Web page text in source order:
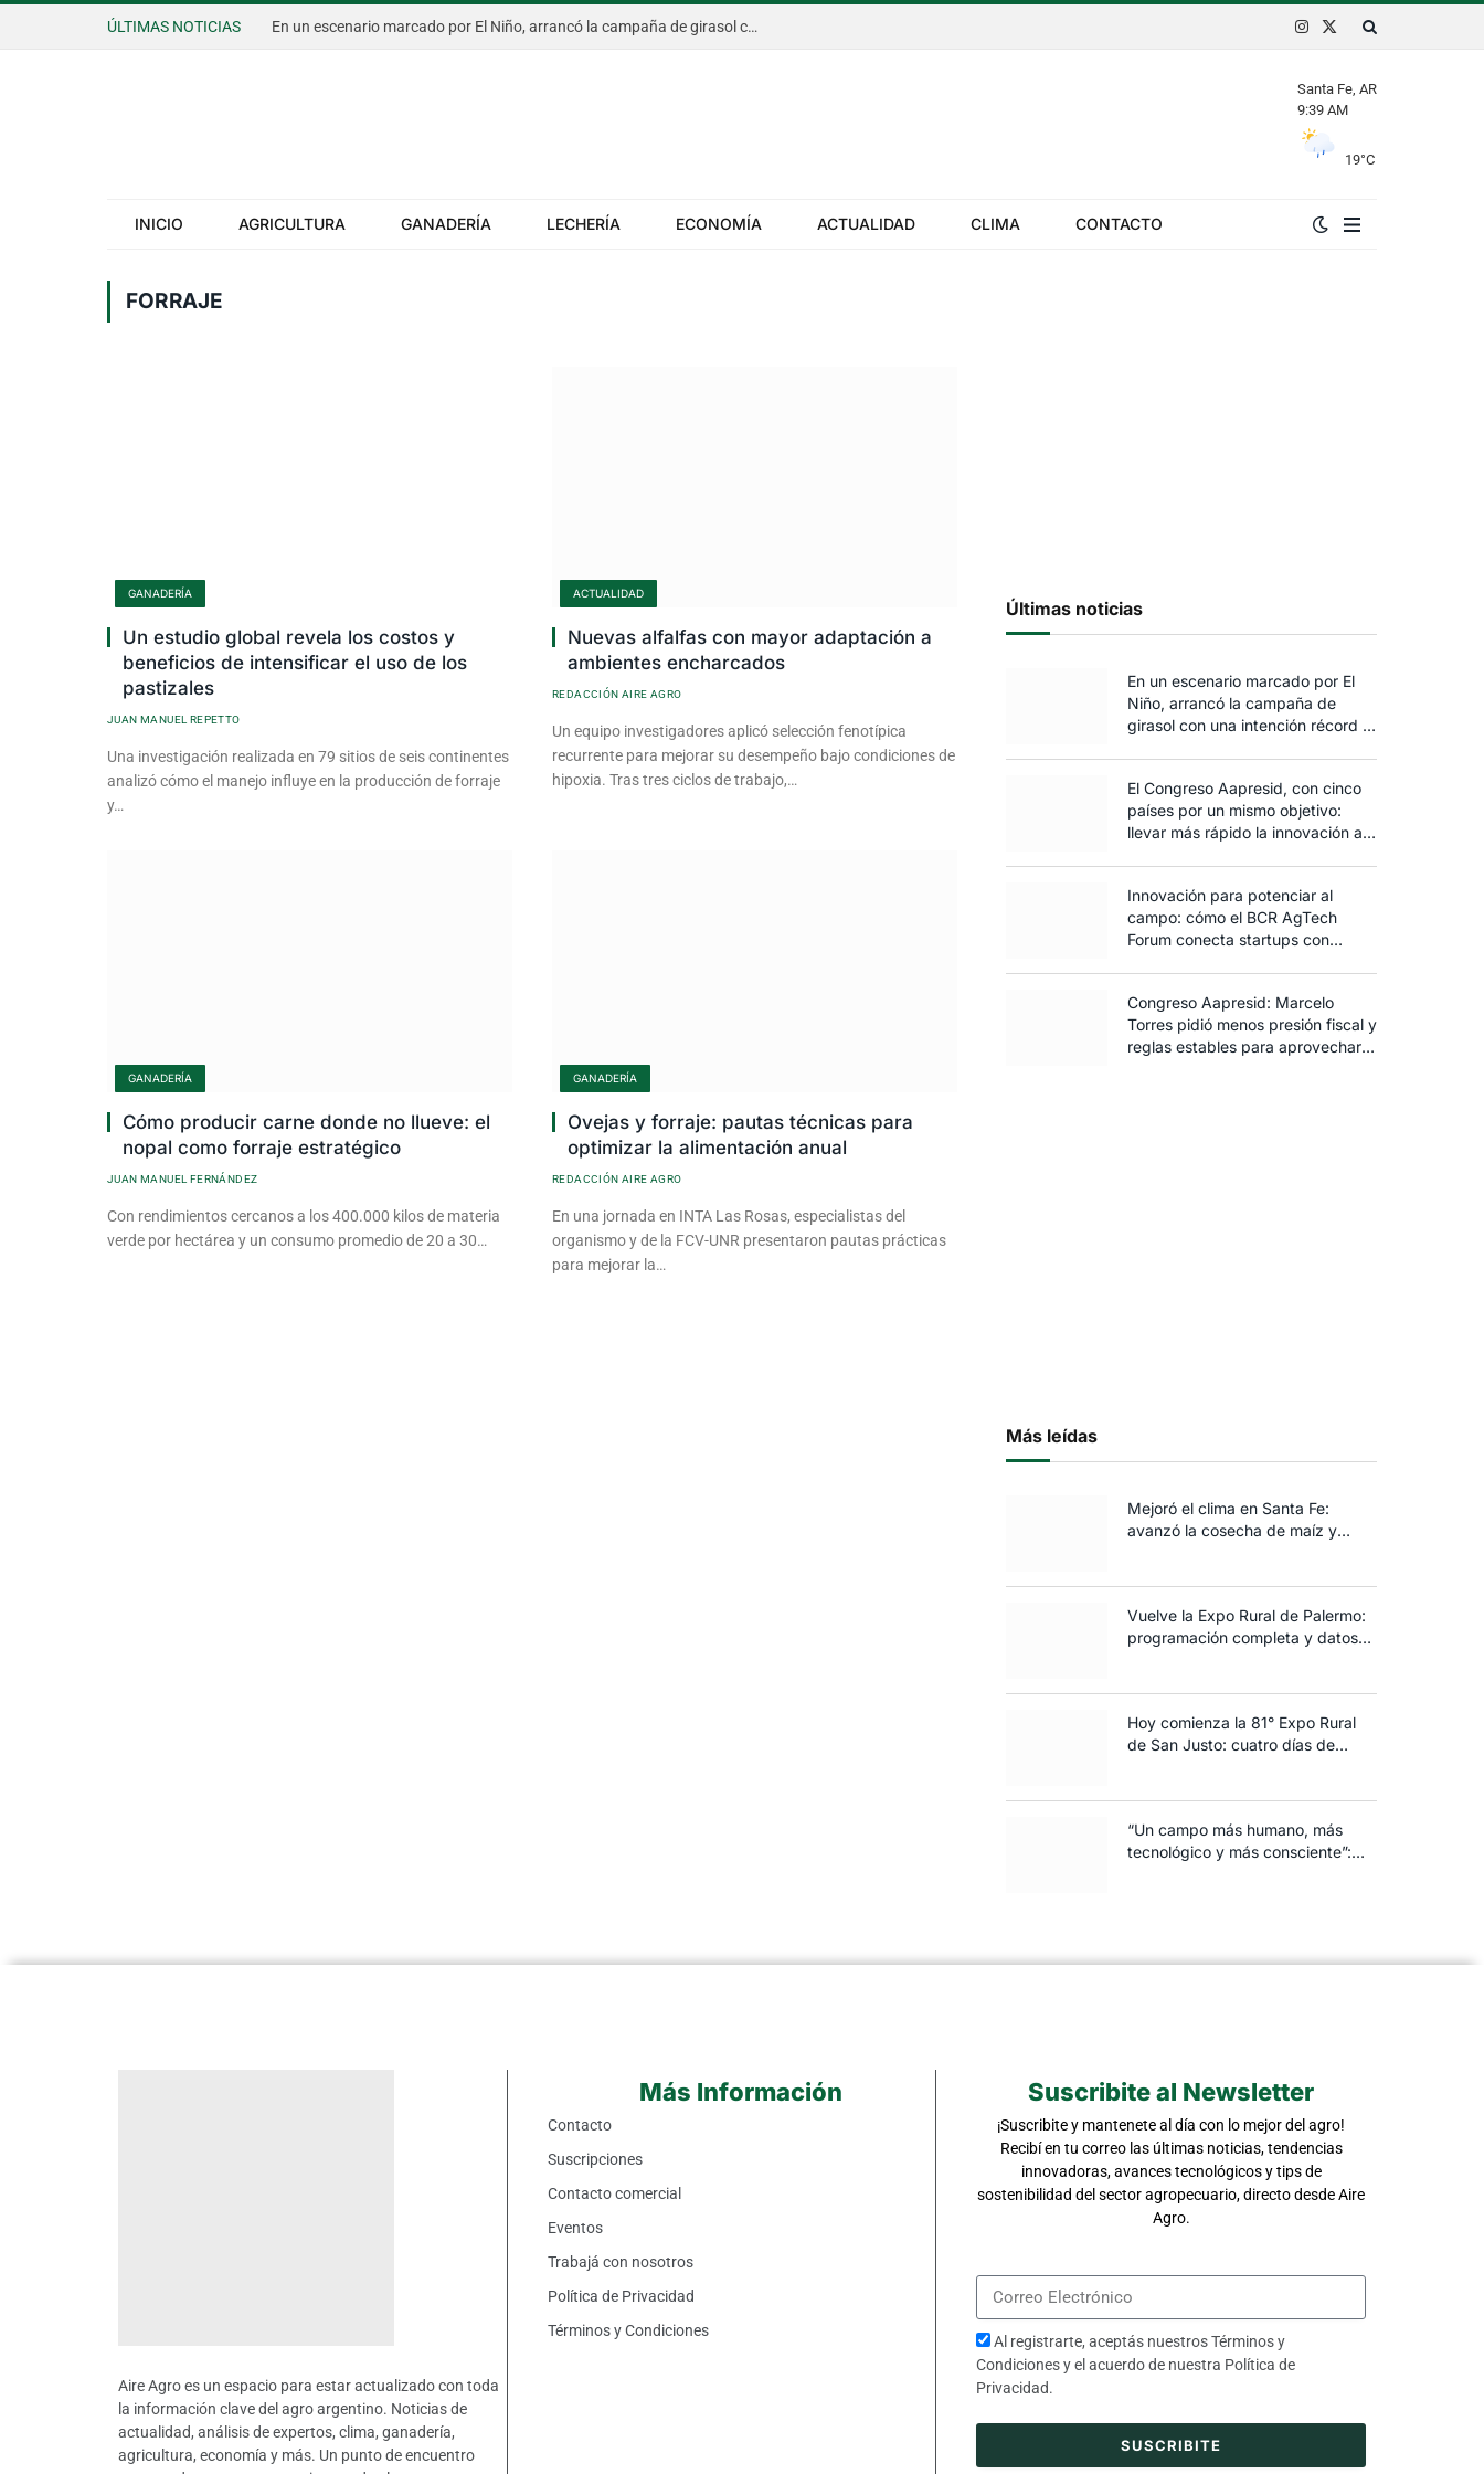
ÚLTIMAS NOTICIAS En un escenario marcado por El Niño, arrancó la campaña de girasol con una intención récord y el exceso de agua ya afecta al trigo
Instagram
X
Santa Fe, AR
9:39 AM
19°C
INICIO AGRICULTURA GANADERÍA LECHERÍA ECONOMÍA ACTUALIDAD CLIMA CONTACTO
FORRAJE
GANADERÍA
Un estudio global revela los costos y
beneficios de intensificar el uso de los
pastizales
JUAN MANUEL REPETTO
Una investigación realizada en 79 sitios de seis continentes
analizó cómo el manejo influye en la producción de forraje
y…
ACTUALIDAD
Nuevas alfalfas con mayor adaptación a
ambientes encharcados
REDACCIÓN AIRE AGRO
Un equipo investigadores aplicó selección fenotípica
recurrente para mejorar su desempeño bajo condiciones de
hipoxia. Tras tres ciclos de trabajo,…
GANADERÍA
Cómo producir carne donde no llueve: el
nopal como forraje estratégico
JUAN MANUEL FERNÁNDEZ
Con rendimientos cercanos a los 400.000 kilos de materia
verde por hectárea y un consumo promedio de 20 a 30…
GANADERÍA
Ovejas y forraje: pautas técnicas para
optimizar la alimentación anual
REDACCIÓN AIRE AGRO
En una jornada en INTA Las Rosas, especialistas del
organismo y de la FCV-UNR presentaron pautas prácticas
para mejorar la…
Últimas noticias
En un escenario marcado por El
Niño, arrancó la campaña de
girasol con una intención récord y
El Congreso Aapresid, con cinco
países por un mismo objetivo:
llevar más rápido la innovación al
Innovación para potenciar al
campo: cómo el BCR AgTech
Forum conecta startups con
Congreso Aapresid: Marcelo
Torres pidió menos presión fiscal y
reglas estables para aprovechar
Más leídas
Mejoró el clima en Santa Fe:
avanzó la cosecha de maíz y
Vuelve la Expo Rural de Palermo:
programación completa y datos
Hoy comienza la 81° Expo Rural
de San Justo: cuatro días de
“Un campo más humano, más
tecnológico y más consciente”:
Aire Agro es un espacio para estar actualizado con toda
la información clave del agro argentino. Noticias de
actualidad, análisis de expertos, clima, ganadería,
agricultura, economía y más. Un punto de encuentro
Más Información
Contacto
Suscripciones
Contacto comercial
Eventos
Trabajá con nosotros
Política de Privacidad
Términos y Condiciones
Suscribite al Newsletter
¡Suscribite y mantenete al día con lo mejor del agro!
Recibí en tu correo las últimas noticias, tendencias
innovadoras, avances tecnológicos y tips de
sostenibilidad del sector agropecuario, directo desde Aire
Agro.
Al registrarte, aceptás nuestrosTérminos y
Condicionesy el acuerdo de nuestra Política de
Privacidad.
SUSCRIBITE